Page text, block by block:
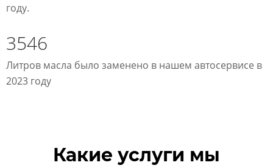
году.
3546
Литров масла было заменено в нашем автосервисе в
2023 году
Какие услуги мы